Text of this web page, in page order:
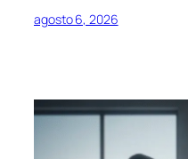
agosto 6, 2026